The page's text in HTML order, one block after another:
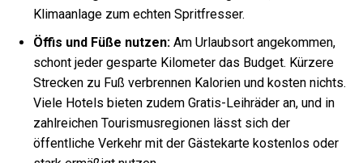
Klimaanlage zum echten Spritfresser.
Öffis und Füße nutzen: Am Urlaubsort angekommen,
schont jeder gesparte Kilometer das Budget. Kürzere
Strecken zu Fuß verbrennen Kalorien und kosten nichts.
Viele Hotels bieten zudem Gratis-Leihräder an, und in
zahlreichen Tourismusregionen lässt sich der
öffentliche Verkehr mit der Gästekarte kostenlos oder